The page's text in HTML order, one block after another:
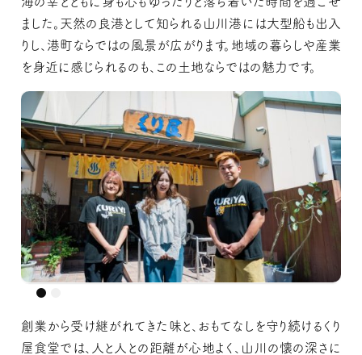
ました。天然の良港として知られる山川港には大型船も出入
りし、港町ならではの風景が広がります。地域の暮らしや産業
を身近に感じられるのも、この土地ならではの魅力です。
創業から受け継がれてきた味と、おもてなしを守り続けるくり
屋食堂では、人と人との距離が心地よく、山川の懐の深さに